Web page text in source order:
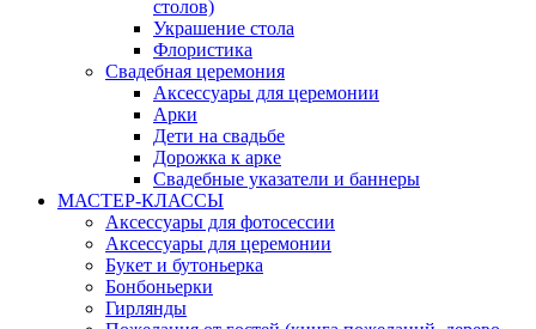
столов)
Украшение стола
Флористика
Свадебная церемония
Аксессуары для церемонии
Арки
Дети на свадьбе
Дорожка к арке
Свадебные указатели и баннеры
МАСТЕР-КЛАССЫ
Аксессуары для фотосессии
Аксессуары для церемонии
Букет и бутоньерка
Бонбоньерки
Гирлянды